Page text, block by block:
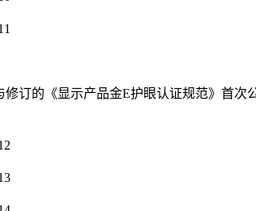
订的《显示产品金E护眼认证规范》首次